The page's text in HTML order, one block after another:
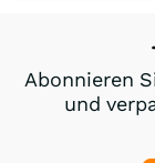
Abonnieren
und